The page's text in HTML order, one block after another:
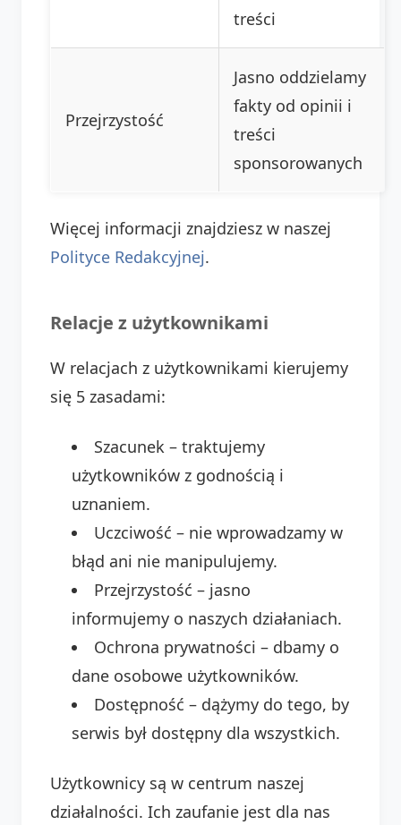
treści
Przejrzystość
Jasno oddzielamy
fakty od opinii i
treści
sponsorowanych
Więcej informacji znajdziesz w naszej
Polityce Redakcyjnej.
Relacje z użytkownikami
W relacjach z użytkownikami kierujemy
się 5 zasadami:
Szacunek – traktujemy
użytkowników z godnością i
uznaniem.
Uczciwość – nie wprowadzamy w
błąd ani nie manipulujemy.
Przejrzystość – jasno
informujemy o naszych działaniach.
Ochrona prywatności – dbamy o
dane osobowe użytkowników.
Dostępność – dążymy do tego, by
serwis był dostępny dla wszystkich.
Użytkownicy są w centrum naszej
działalności. Ich zaufanie jest dla nas